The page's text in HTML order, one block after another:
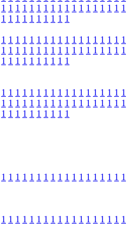
1 1 1 1 1 1 1 1 1 1 1 1 1 1 1 1 1 1
1 1 1 1 1 1 1 1 1 1
1 1 1 1 1 1 1 1 1 1 1 1 1 1 1 1 1 1
1 1 1 1 1 1 1 1 1 1 1 1 1 1 1 1 1 1
1 1 1 1 1 1 1 1 1 1
1 1 1 1 1 1 1 1 1 1 1 1 1 1 1 1 1 1
1 1 1 1 1 1 1 1 1 1 1 1 1 1 1 1 1 1
1 1 1 1 1 1 1 1 1 1
1 1 1 1 1 1 1 1 1 1 1 1 1 1 1 1 1 1
1 1 1 1 1 1 1 1 1 1 1 1 1 1 1 1 1 1